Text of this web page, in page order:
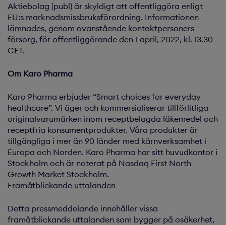
Aktiebolag (publ) är skyldigt att offentliggöra enligt
EU:s marknadsmissbruksförordning. Informationen
lämnades, genom ovanstående kontaktpersoners
försorg, för offentliggörande den 1 april, 2022, kl. 13.30
CET.
Om Karo Pharma
Karo Pharma erbjuder “Smart choices for everyday
healthcare”. Vi äger och kommersialiserar tillförlitliga
originalvarumärken inom receptbelagda läkemedel och
receptfria konsumentprodukter. Våra produkter är
tillgängliga i mer än 90 länder med kärnverksamhet i
Europa och Norden. Karo Pharma har sitt huvudkontor i
Stockholm och är noterat på Nasdaq First North
Growth Market Stockholm.
Framåtblickande uttalanden
Detta pressmeddelande innehåller vissa
framåtblickande uttalanden som bygger på osäkerhet,